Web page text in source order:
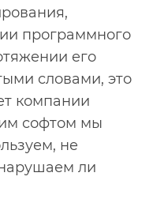
программного
его
словами, это
компании
софтом мы
не
ли